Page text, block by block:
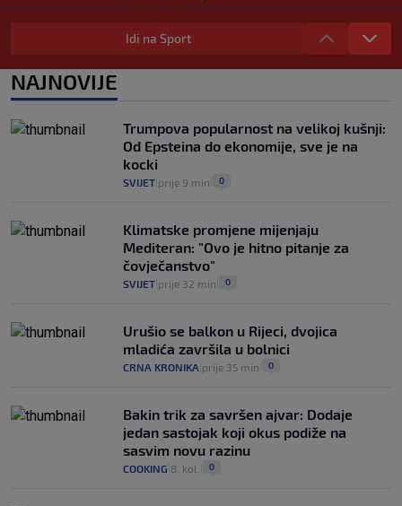
Selidba je jedno od stresnijih iskustava.
Evo aktualnih cijena i nekoliko savjeta
0
automobilom na Hvar iz Zagreba, a
koliko iz Osijeka
VIJESTI 14
Idi na Sport
NAJNOVIJE
Trumpova popularnost na velikoj kušnji:
Od Epsteina do ekonomije, sve je na
kocki
SVIJET prije 9 min 0
Klimatske promjene mijenjaju
Mediteran: "Ovo je hitno pitanje za
čovječanstvo"
SVIJET prije 32 min 0
Urušio se balkon u Rijeci, dvojica
mladića završila u bolnici
CRNA KRONIKA prije 35 min 0
Bakin trik za savršen ajvar: Dodaje
jedan sastojak koji okus podiže na
sasvim novu razinu
COOKING 8. kol. 0